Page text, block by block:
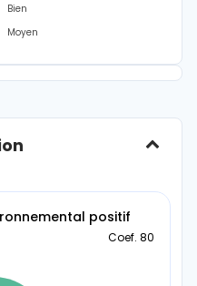
Moyen
Bien
positif
Coef. 80